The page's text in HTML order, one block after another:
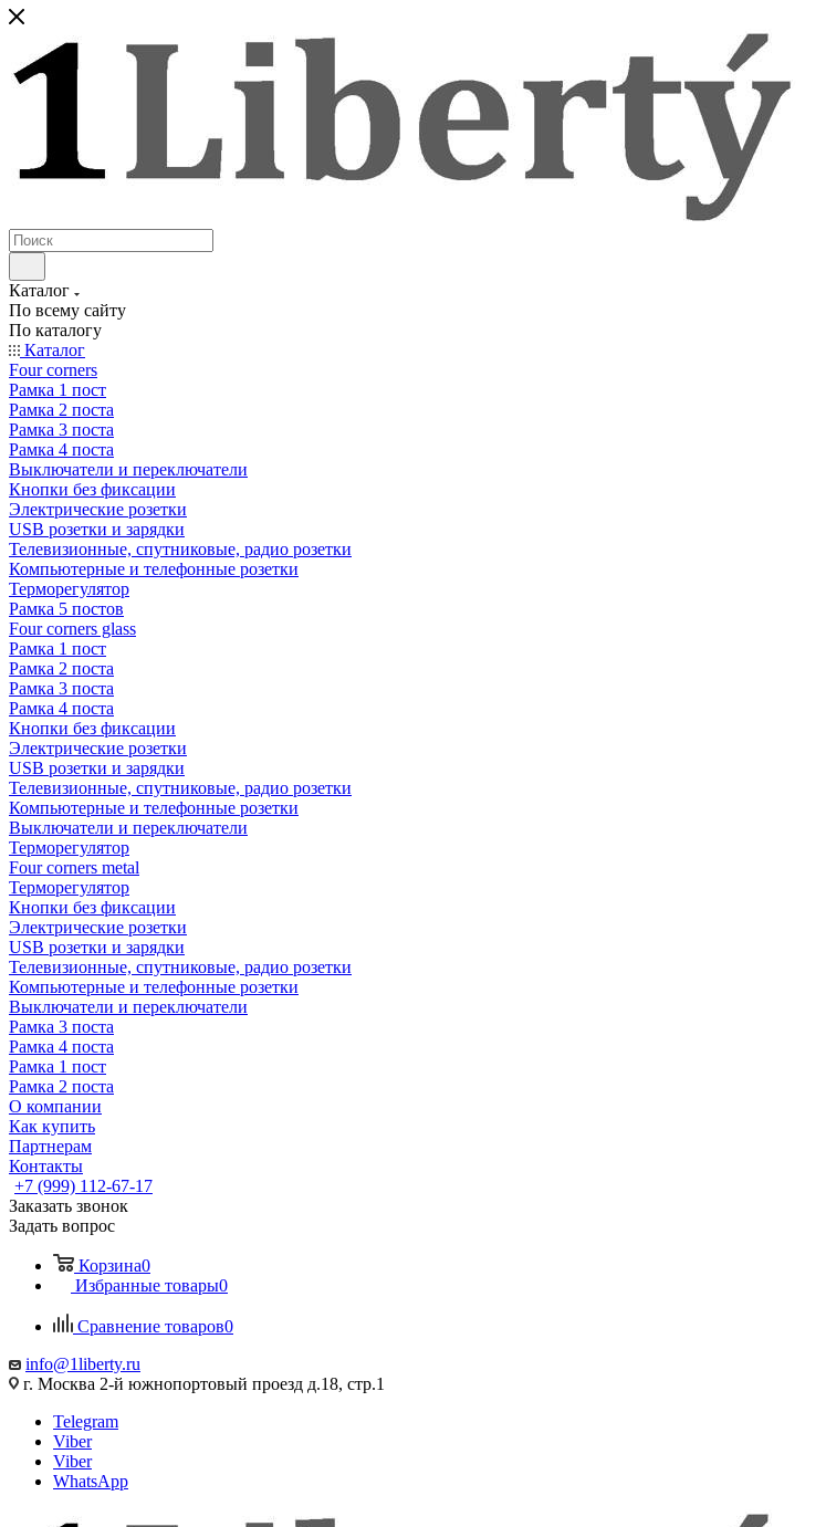
Каталог
По всему сайту
По каталогу
Каталог
Four corners
Рамка 1 пост
Рамка 2 поста
Рамка 3 поста
Рамка 4 поста
Выключатели и переключатели
Кнопки без фиксации
Электрические розетки
USB розетки и зарядки
Телевизионные, спутниковые, радио розетки
Компьютерные и телефонные розетки
Терморегулятор
Рамка 5 постов
Four corners glass
Рамка 1 пост
Рамка 2 поста
Рамка 3 поста
Рамка 4 поста
Кнопки без фиксации
Электрические розетки
USB розетки и зарядки
Телевизионные, спутниковые, радио розетки
Компьютерные и телефонные розетки
Выключатели и переключатели
Терморегулятор
Four corners metal
Терморегулятор
Кнопки без фиксации
Электрические розетки
USB розетки и зарядки
Телевизионные, спутниковые, радио розетки
Компьютерные и телефонные розетки
Выключатели и переключатели
Рамка 3 поста
Рамка 4 поста
Рамка 1 пост
Рамка 2 поста
О компании
Как купить
Партнерам
Контакты
+7 (999) 112-67-17
Заказать звонок
Задать вопрос
Корзина0
Избранные товары0
Сравнение товаров0
info@1liberty.ru
г. Москва 2-й южнопортовый проезд д.18, стр.1
Telegram
Viber
Viber
WhatsApp